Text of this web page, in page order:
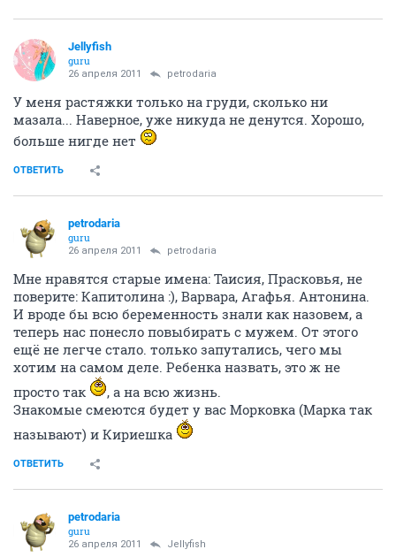
Jellyfish
guru
26 апреля 2011 petrodaria
У меня растяжки только на груди, сколько ни
мазала... Наверное, уже никуда не денутся. Хорошо,
больше нигде нет
ОТВЕТИТЬ
petrodaria
guru
26 апреля 2011 petrodaria
Мне нравятся старые имена: Таисия, Прасковья, не
поверите: Капитолина :), Варвара, Агафья. Антонина.
И вроде бы всю беременность знали как назовем, а
теперь нас понесло повыбирать с мужем. От этого
ещё не легче стало. только запутались, чего мы
хотим на самом деле. Ребенка назвать, это ж не
просто так
, а на всю жизнь.
Знакомые смеются будет у вас Морковка (Марка так
называют) и Кириешка
ОТВЕТИТЬ
petrodaria
guru
26 апреля 2011 Jellyfish